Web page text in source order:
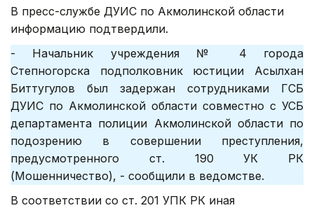
В пресс-службе ДУИС по Акмолинской области
информацию подтвердили.
- Начальник учреждения № 4 города
Степногорска подполковник юстиции Асылхан
Биттугулов был задержан сотрудниками ГСБ
ДУИС по Акмолинской области совместно с УСБ
департамента полиции Акмолинской области по
подозрению в совершении преступления,
предусмотренного ст. 190 УК РК
(Мошенничество), - сообщили в ведомстве.
В соответствии со ст. 201 УПК РК иная